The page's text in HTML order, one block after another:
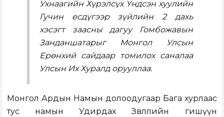
Ухнаагийн Хүрэлсүх Үндсэн хуулийн
Гучин есдүгээр зүйлийн 2 дахь
хэсэгт заасны дагуу Гомбожавын
Занданшатарыг Монгол Улсын
Ерөнхий сайдаар томилох саналаа
Улсын Их Хуралд орууллаа.
Монгол Ардын Намын долоодугаар Бага хурлаас
тус намын Удирдах Зөвлөлийн гишүүн